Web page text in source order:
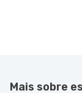
Mais sobre